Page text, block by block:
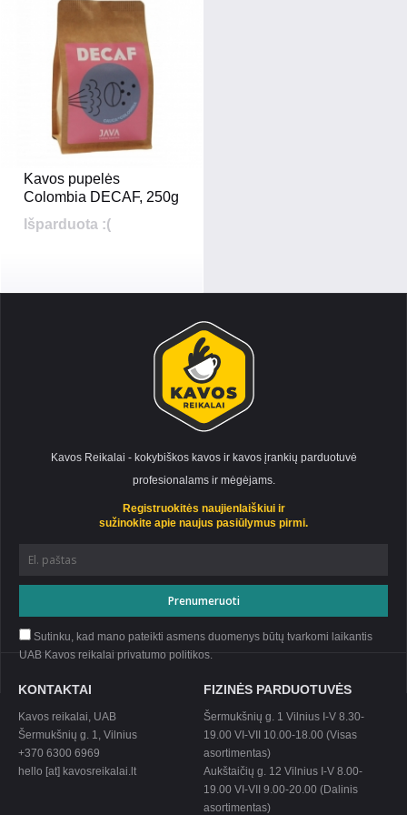
Kavos pupelės
Colombia DECAF, 250g
Išparduota :(
KONTAKTAI
Kavos reikalai, UAB
Šermukšnių g. 1, Vilnius
+370 6300 6969
hello [at] kavosreikalai.lt
FIZINĖS PARDUOTUVĖS
Šermukšnių g. 1 Vilnius I-V 8.30-
19.00 VI-VII 10.00-18.00 (Visas
asortimentas)
Aukštaičių g. 12 Vilnius I-V 8.00-
19.00 VI-VII 9.00-20.00 (Dalinis
asortimentas)
Kavos Reikalai - kokybiškos kavos ir kavos įrankių parduotuvė
profesionalams ir mėgėjams.
Registruokitės naujienlaiškiui ir
sužinokite apie naujus pasiūlymus pirmi.
Sutinku, kad mano pateikti asmens duomenys būtų tvarkomi laikantis
UAB Kavos reikalai privatumo politikos.